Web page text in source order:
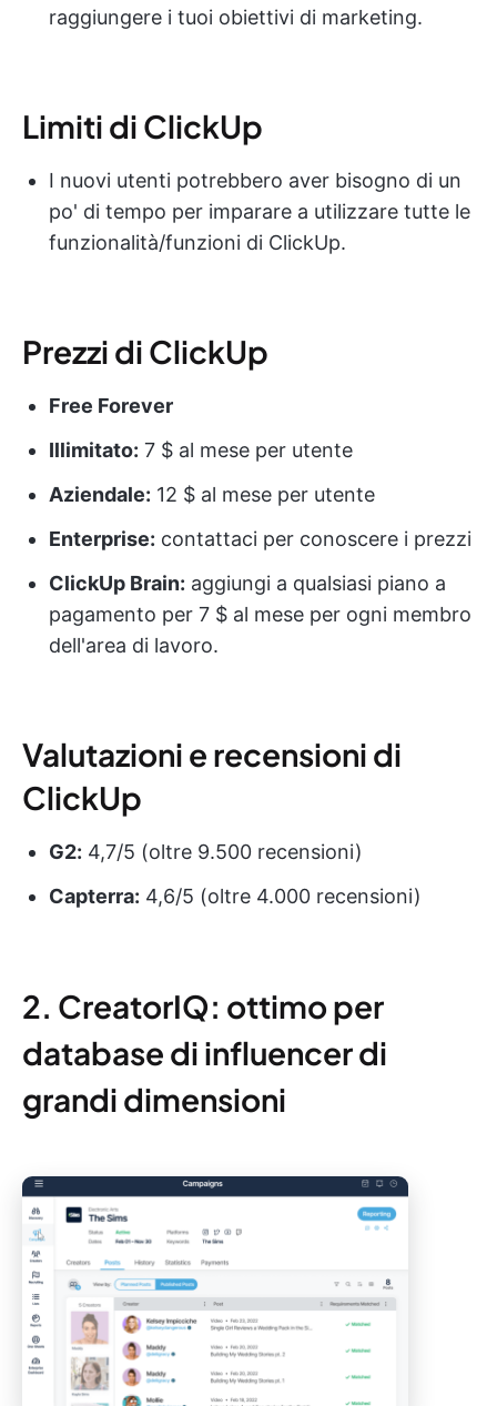
raggiungere i tuoi obiettivi di marketing.
Limiti di ClickUp
I nuovi utenti potrebbero aver bisogno di un
po' di tempo per imparare a utilizzare tutte le
funzionalità/funzioni di ClickUp.
Prezzi di ClickUp
Free Forever
Illimitato: 7 $ al mese per utente
Aziendale: 12 $ al mese per utente
Enterprise: contattaci per conoscere i prezzi
ClickUp Brain: aggiungi a qualsiasi piano a
pagamento per 7 $ al mese per ogni membro
dell'area di lavoro.
Valutazioni e recensioni di
ClickUp
G2: 4,7/5 (oltre 9.500 recensioni)
Capterra: 4,6/5 (oltre 4.000 recensioni)
2. CreatorIQ: ottimo per
database di influencer di
grandi dimensioni